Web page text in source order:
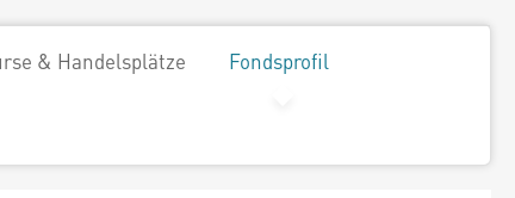
& Handelsplätze Fondsprofil